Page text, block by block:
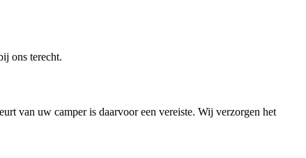
ons terecht.
van uw camper is daarvoor een vereiste. Wij verzorgen het